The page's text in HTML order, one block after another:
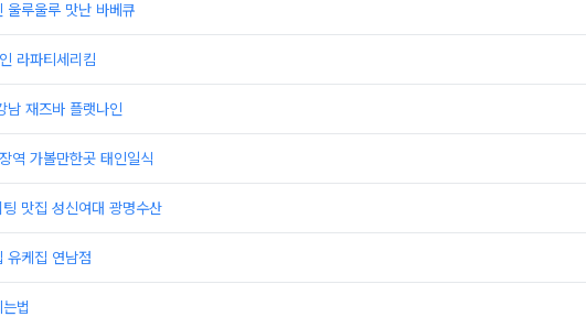
울루울루 맛난 바베큐
라파티세리킴
남 재즈바 플랫나인
역 가볼만한곳 태인일식
맛집 성신여대 광명수산
유케집 연남점
법